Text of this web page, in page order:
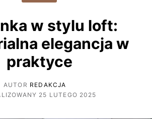
w stylu loft:
elegancja w
praktyce
AUTOR REDAKCJA
25 LUTEGO 2025